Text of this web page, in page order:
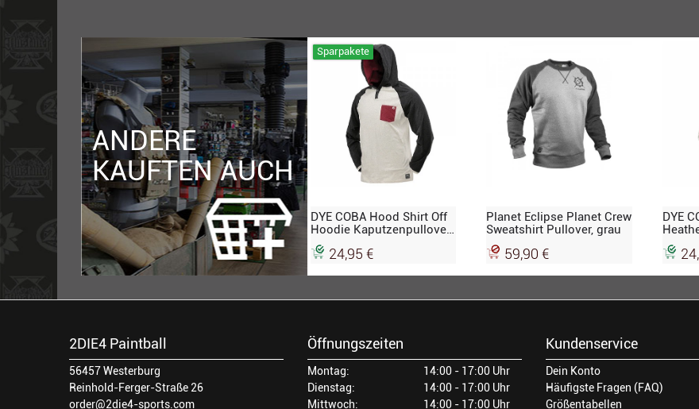
ZUBEHÖR
ANDERE
KAUFTEN AUCH
Sparpakete
DYE COBA Hood Shirt Off
Hoodie Kaputzenpullover,
white-maroon
24,95 €
Planet Eclipse Planet Crew
Sweatshirt Pullover, grau
59,90 €
DYE
blue
2DIE4 Paintball
56457 Westerburg
Reinhold-Ferger-Straße 26
order@2die4-sports.com
Öffnungszeiten
Montag:
14:00 - 17:00 Uhr
Dienstag:
14:00 - 17:00 Uhr
Mittwoch:
14:00 - 17:00 Uhr
Kundenservice
Dein Konto
Häufigste Fragen (FAQ)
Größentabellen